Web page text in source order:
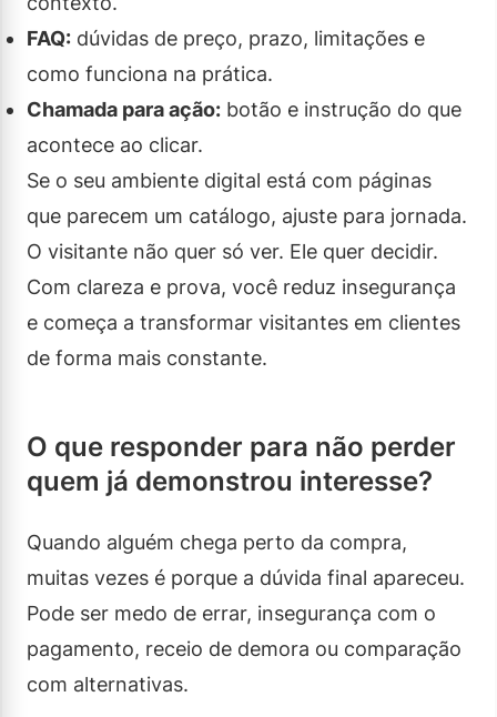
FAQ: dúvidas de preço, prazo, limitações e
como funciona na prática.
Chamada para ação: botão e instrução do que
acontece ao clicar.
Se o seu ambiente digital está com páginas
que parecem um catálogo, ajuste para jornada.
O visitante não quer só ver. Ele quer decidir.
Com clareza e prova, você reduz insegurança
e começa a transformar visitantes em clientes
de forma mais constante.
O que responder para não perder
quem já demonstrou interesse?
Quando alguém chega perto da compra,
muitas vezes é porque a dúvida final apareceu.
Pode ser medo de errar, insegurança com o
pagamento, receio de demora ou comparação
com alternativas.